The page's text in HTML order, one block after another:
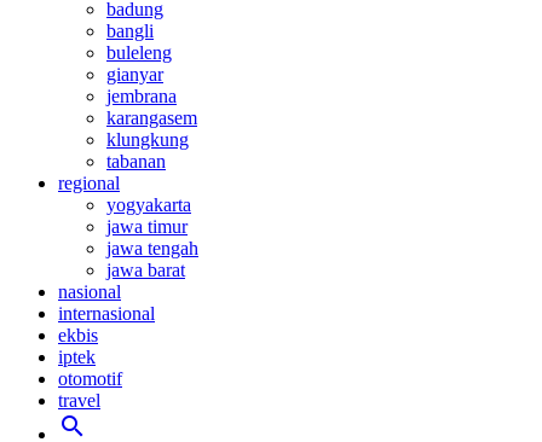
badung
bangli
buleleng
gianyar
jembrana
karangasem
klungkung
tabanan
regional
yogyakarta
jawa timur
jawa tengah
jawa barat
nasional
internasional
ekbis
iptek
otomotif
travel
search